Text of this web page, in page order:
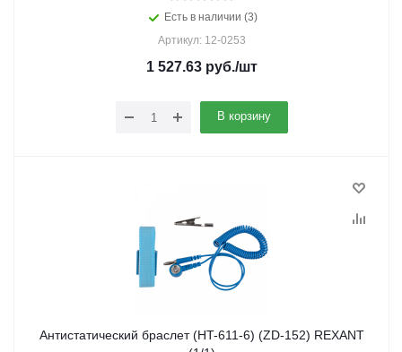
Есть в наличии (3)
Артикул: 12-0253
1 527.63 руб./шт
В корзину
Антистатический браслет (HT-611-6) (ZD-152) REXANT